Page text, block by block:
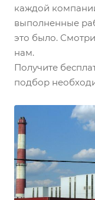
каждой
выполненные
это было.
нам.
Получите
подбор